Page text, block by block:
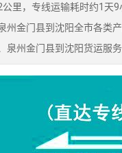
里，专线运输耗时约1天
州金门县到沈阳全市各类
州金门县到沈阳货运服务